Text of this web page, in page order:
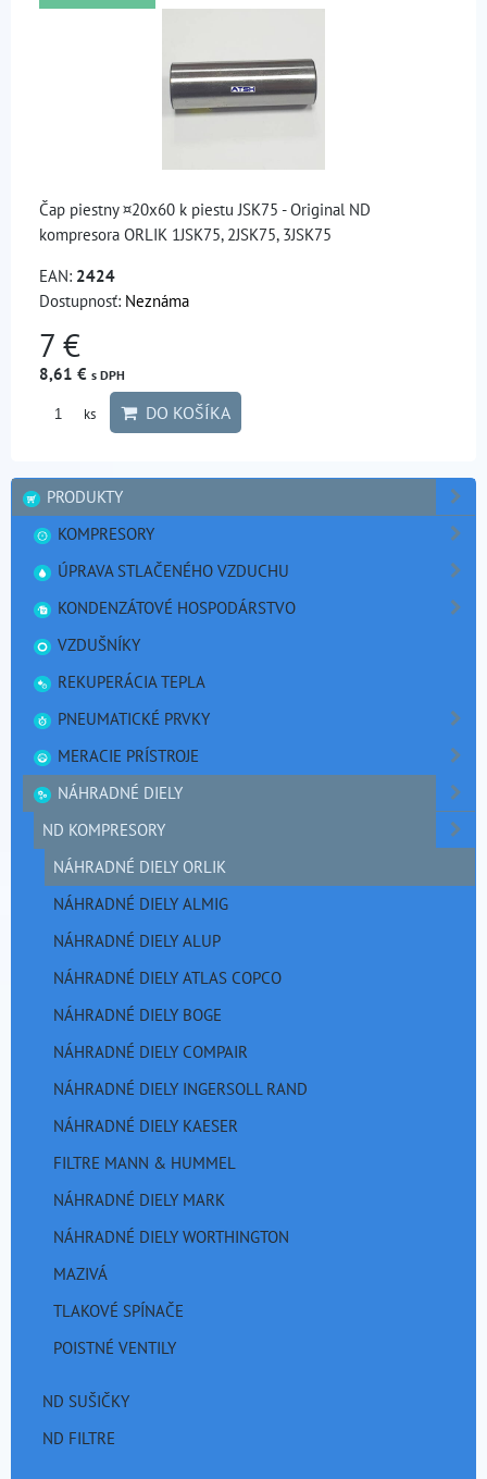
Čap piestny ¤20x60 k piestu JSK75 - Original ND
kompresora ORLIK 1JSK75, 2JSK75, 3JSK75
EAN: 2424
Dostupnosť: Neznáma
7 €
8,61 € s DPH
ks DO KOŠÍKA
PRODUKTY
KOMPRESORY
ÚPRAVA STLAČENÉHO VZDUCHU
KONDENZÁTOVÉ HOSPODÁRSTVO
VZDUŠNÍKY
REKUPERÁCIA TEPLA
PNEUMATICKÉ PRVKY
MERACIE PRÍSTROJE
NÁHRADNÉ DIELY
ND KOMPRESORY
NÁHRADNÉ DIELY ORLIK
NÁHRADNÉ DIELY ALMIG
NÁHRADNÉ DIELY ALUP
NÁHRADNÉ DIELY ATLAS COPCO
NÁHRADNÉ DIELY BOGE
NÁHRADNÉ DIELY COMPAIR
NÁHRADNÉ DIELY INGERSOLL RAND
NÁHRADNÉ DIELY KAESER
FILTRE MANN & HUMMEL
NÁHRADNÉ DIELY MARK
NÁHRADNÉ DIELY WORTHINGTON
MAZIVÁ
TLAKOVÉ SPÍNAČE
POISTNÉ VENTILY
ND SUŠIČKY
ND FILTRE